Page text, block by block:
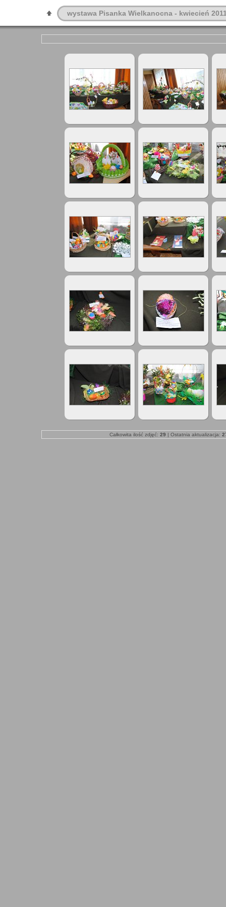
wystawa Pisanka Wielkanocna - kwiecień
Całkowita ilość zdjęć: 29 | Ostatnia aktualizacja: